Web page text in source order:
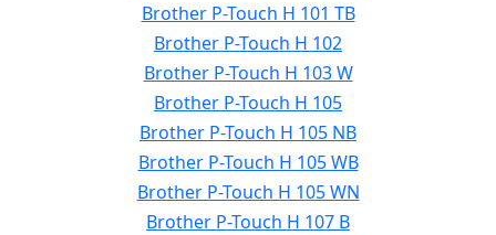
Brother P-Touch H 101 TB
Brother P-Touch H 102
Brother P-Touch H 103 W
Brother P-Touch H 105
Brother P-Touch H 105 NB
Brother P-Touch H 105 WB
Brother P-Touch H 105 WN
Brother P-Touch H 107 B